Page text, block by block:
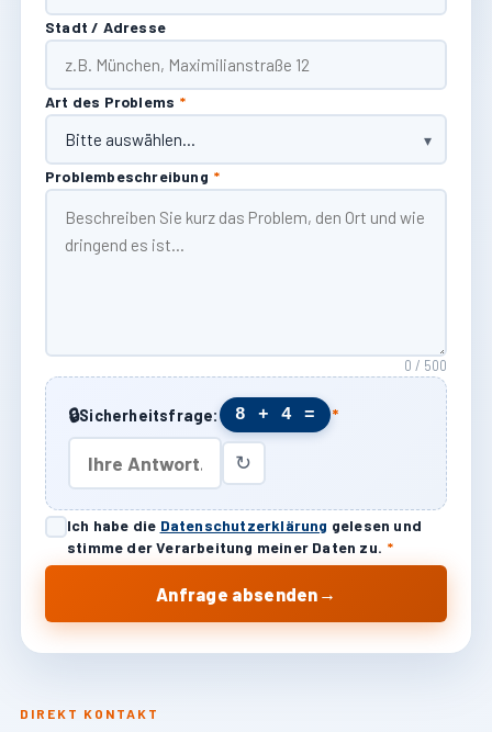
DIREKT KONTAKT
Stadt / Adresse
Art des Problems *
Problembeschreibung *
0 / 500
🔒Sicherheitsfrage: 8 + 4 = *
↻
Ich habe die Datenschutzerklärung gelesen und
stimme der Verarbeitung meiner Daten zu. *
Anfrage absenden →